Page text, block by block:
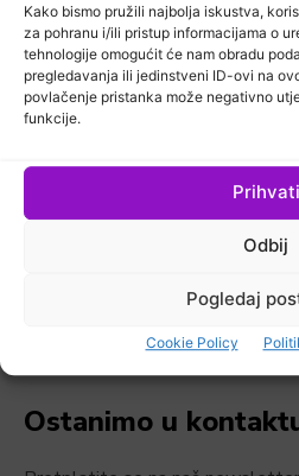
Kako bismo pružili najbolja iskustva,
za pohranu i/ili pristup informacijama o
tehnologije omogućit će nam obradu
pregledavanja ili jedinstveni ID-ovi na
povlačenje pristanka može negativno
funkcije.
Prihvati
Odbij
Pogledaj
Cookie Policy
Ostanimo u